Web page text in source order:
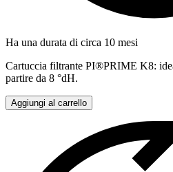
Ha una durata di circa 10 mesi
Cartuccia filtrante PI®PRIME K8:
partire da 8 °dH.
Aggiungi al carrello